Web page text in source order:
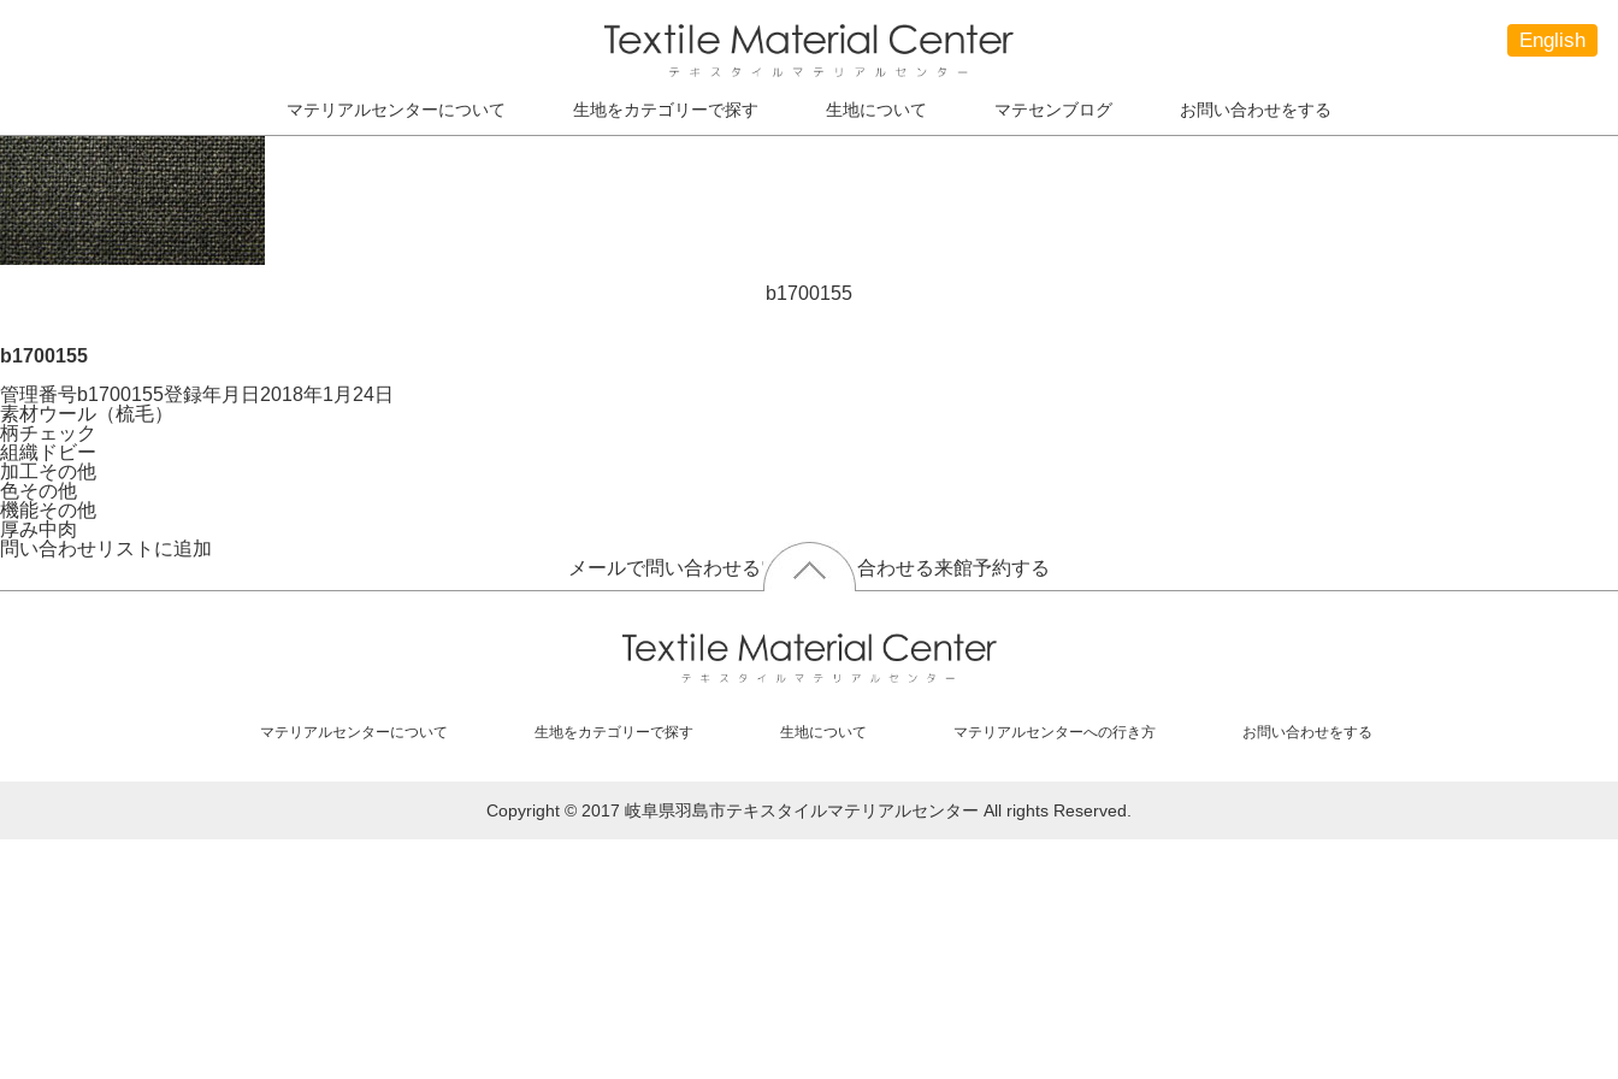
English
マテリアルセンターについて 生地をカテゴリーで探す 生地について マテセンブログ お問い合わせをする
b1700155
b1700155
管理番号b1700155登録年月日 2018年1月24日
素材ウール（梳毛）
柄チェック
組織 ドビー
加工その他
色その他
機能その他
厚み中肉
問い合わせリストに追加
メールで問い合わせる電話で問い合わせる来館予約する
マテリアルセンターについて 生地をカテゴリーで探す 生地について マテリアルセンターへの行き方 お問い合わせをする
Copyright © 2017 岐阜県羽島市テキスタイルマテリアルセンター All rights Reserved.